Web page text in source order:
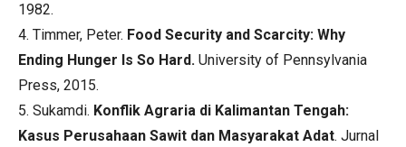
1982.
4. Timmer, Peter. Food Security and Scarcity: Why
Ending Hunger Is So Hard. University of Pennsylvania
Press, 2015.
5. Sukamdi. Konflik Agraria di Kalimantan Tengah:
Kasus Perusahaan Sawit dan Masyarakat Adat. Jurnal